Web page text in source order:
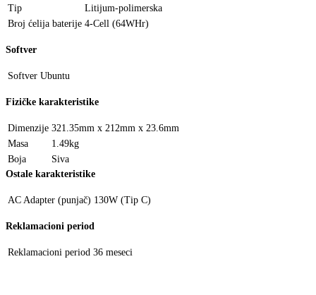
Tip
Litijum-polimerska
Broj ćelija baterije 4-Cell (64WHr)
Softver
Softver Ubuntu
Fizičke karakteristike
Dimenzije 321.35mm x 212mm x 23.6mm
Masa
1.49kg
Boja
Siva
Ostale karakteristike
AC Adapter (punjač) 130W (Tip C)
Reklamacioni period
Reklamacioni period 36 meseci